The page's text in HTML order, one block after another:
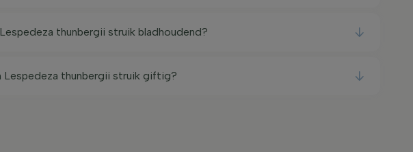
thunbergii struik bladhoudend?
Lespedeza thunbergii struik giftig?